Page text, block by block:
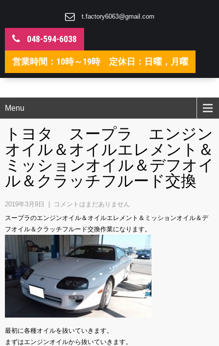
t.factory6063@gmail.com
048-594-6038
営業時間：10時～19時 定休日：日曜，月曜
Menu
トヨタ スープラ エンジン
オイル＆オイルエレメント＆
ミッションオイル＆デフオイ
ル＆クラッチフルード交換
2019年3月9日
コメントはまだありません
スープラのエンジンオイル＆オイルエレメント＆ミッションオイル＆デ
フオイル＆クラッチフルード交換作業になります。
最初に各種オイルを抜いていきます。
まずはエンジンオイルから抜いていきます。